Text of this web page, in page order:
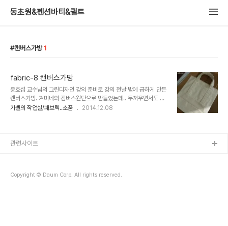
동초원&펜션바티&퀼트
캔버스가방 1
fabric-8 캔버스가방
윤호섭 교수님의 그린디자인 강의 준비로 강의 전날 밤에 급하게 만든
캔버스가방. 겨미네의 캠버스원단으로 만들었는데.. 두꺼우면서도 부
드러워 작업하기 편했습니다. 혹시나 해서 제품링크걸어 볼까했는데
가벨의 작업실/패브릭..소품 2014.12.08
Copyright © Daum Corp. All rights reserved.
관련사이트